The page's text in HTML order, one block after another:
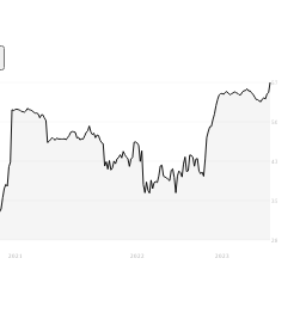
28,07
35,55
43,03
50,51
57,99
2021 2022 2023